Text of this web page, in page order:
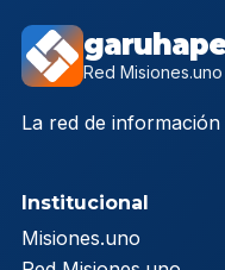
Red Misiones.uno
La red de
Institucional
Misiones.uno